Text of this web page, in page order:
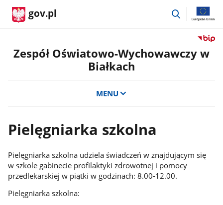
gov.pl
przejdź
Przejdź
do
Zespół Oświatowo-Wychowawczy w
Białkach
MENU
Pielęgniarka szkolna
Pielęgniarka szkolna udziela świadczeń w znajdującym się
w szkole gabinecie profilaktyki zdrowotnej i pomocy
przedlekarskiej w piątki w godzinach: 8.00-12.00.
Pielęgniarka szkolna: